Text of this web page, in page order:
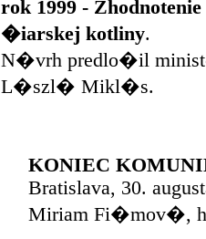
rok 1999 -
�iarskej kotliny.
N�vrh predlo�il
L�szl� Mikl�s.
KONIEC
Bratislava, 30.
Miriam Fi�mov�,